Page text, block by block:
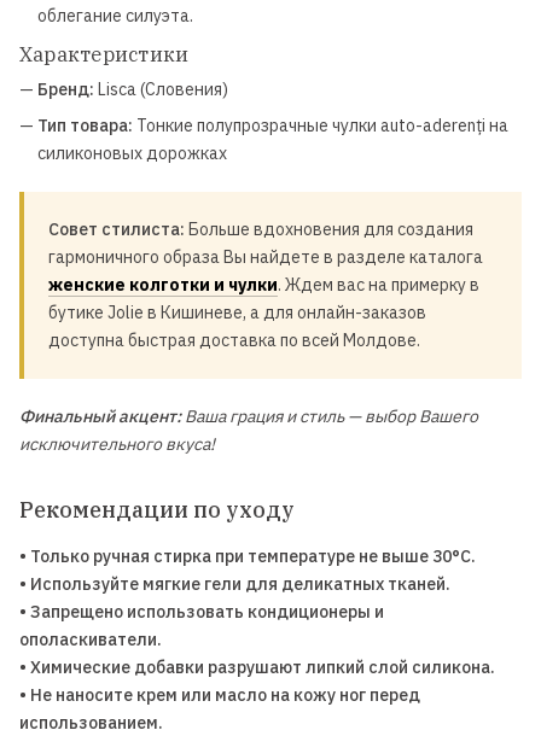
облегание силуэта.
Характеристики
— Бренд: Lisca (Словения)
— Тип товара: Тонкие полупрозрачные чулки auto-aderenți на
силиконовых дорожках
Совет стилиста: Больше вдохновения для создания
гармоничного образа Вы найдете в разделе каталога
женские колготки и чулки. Ждем вас на примерку в
бутике Jolie в Кишиневе, а для онлайн-заказов
доступна быстрая доставка по всей Молдове.
Финальный акцент:Ваша грация и стиль — выбор Вашего
исключительного вкуса!
Рекомендации по уходу
• Только ручная стирка при температуре не выше 30°C.
• Используйте мягкие гели для деликатных тканей.
• Запрещено использовать кондиционеры и
ополаскиватели.
• Химические добавки разрушают липкий слой силикона.
• Не наносите крем или масло на кожу ног перед
использованием.